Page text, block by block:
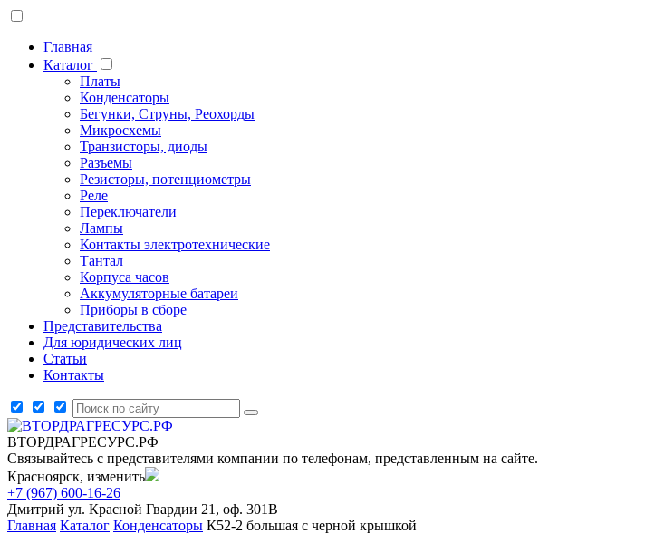
Главная
Каталог
Платы
Конденсаторы
Бегунки, Струны, Реохорды
Микросхемы
Транзисторы, диоды
Разъемы
Резисторы, потенциометры
Реле
Переключатели
Лампы
Контакты электротехнические
Тантал
Корпуса часов
Аккумуляторные батареи
Приборы в сборе
Представительства
Для юридических лиц
Статьи
Контакты
ВТОРДРАГРЕСУРС.РФ
Связывайтесь с представителями компании по телефонам, представленным на сайте.
Красноярск, изменить
+7 (967) 600-16-26
Дмитрий ул. Красной Гвардии 21, оф. 301В
Главная Каталог Конденсаторы К52-2 большая с черной крышкой